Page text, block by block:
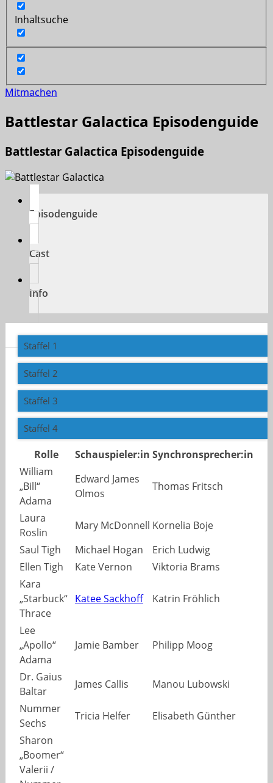
Inhaltsuche
Mitmachen
Battlestar Galactica Episodenguide
Battlestar Galactica Episodenguide
Episodenguide
Cast
Info
Staffel 1
Staffel 2
Staffel 3
Staffel 4
Rolle Schauspieler:in Synchronsprecher:in
William
„Bill“
Adama
Edward James
Olmos
Thomas Fritsch
Laura
Roslin
Mary McDonnell Kornelia Boje
Saul Tigh
Michael Hogan
Erich Ludwig
Ellen Tigh
Kate Vernon
Viktoria Brams
Kara
„Starbuck“
Thrace
Katee Sackhoff Katrin Fröhlich
Lee
„Apollo“
Adama
Jamie Bamber Philipp Moog
Dr. Gaius
Baltar
James Callis
Manou Lubowski
Nummer
Sechs
Tricia Helfer
Elisabeth Günther
Sharon
„Boomer“
Valerii /